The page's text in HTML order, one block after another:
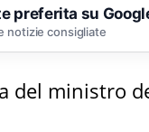
preferita su
notizie consigliate
del ministro